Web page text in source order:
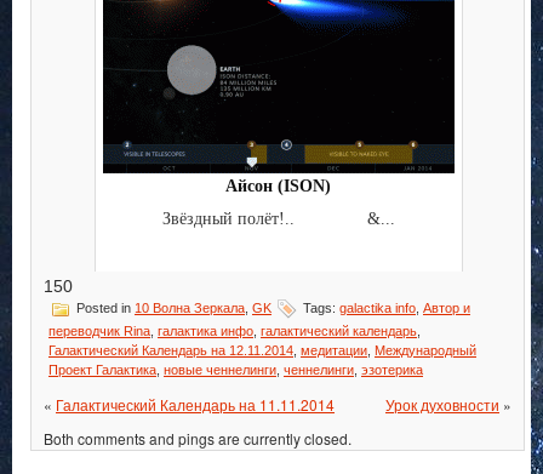
Айсон (ISON)
Звёздный полёт!.. &...
150
Posted in 10 Волна Зеркала GK Tags: galactika info Автор и
переводчик Rina галактика инфо галактический календарь
Галактический Календарь на 12.11.2014 медитации Международный
Проект Галактика новые ченнелинги ченнелинги эзотерика
« Галактический Календарь на 11.11.2014 Урок духовности »
Both comments and pings are currently closed.